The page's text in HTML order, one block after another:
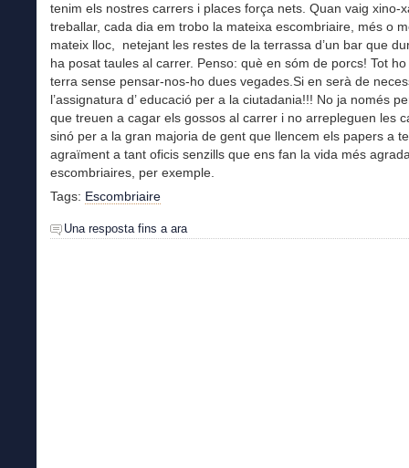
tenim els nostres carrers i places força nets. Quan vaig xino-
treballar, cada dia em trobo la mateixa escombriaire, més o
mateix lloc, netejant les restes de la terrassa d’un bar que
ha posat taules al carrer. Penso: què en sóm de porcs! Tot
terra sense pensar-nos-ho dues vegades.Si en serà de
l’assignatura d’ educació per a la ciutadania!!! No ja només
que treuen a cagar els gossos al carrer i no arrepleguen les
sinó per a la gran majoria de gent que llencem els papers a
agraïment a tant oficis senzills que ens fan la vida més
escombriaires, per exemple.
Tags: Escombriaire
Una resposta fins a ara